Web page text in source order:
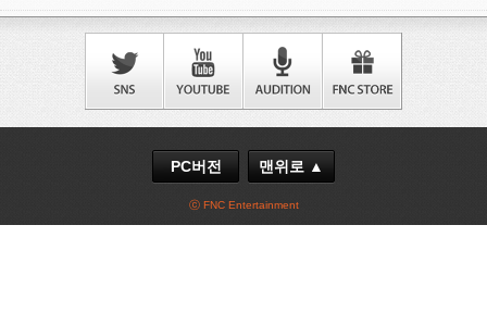
PC버전 맨위로 ▲
ⓒ FNC Entertainment